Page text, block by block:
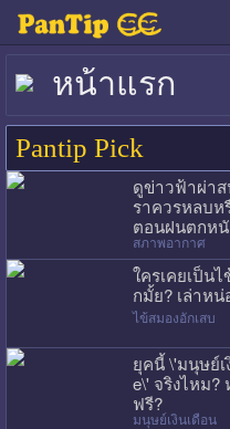
หน้าแรก
Pantip Pick
ดูข่าวฟ้าผ่า
ราควรหลบห
ตอนฝนตกห
สภาพอากาศ
ใครเคยเป็น
กมั้ย? เล่าห
ไข้สมองอักเสบ
ยุคนี้ \'มนุษย์เ
e\' จริงไหม?
ฟรี?
มนุษย์เงินเดือน